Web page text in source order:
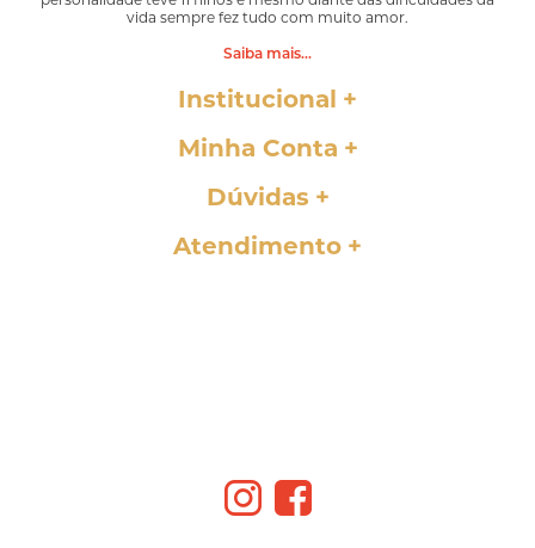
vida sempre fez tudo com muito amor.
Saiba mais...
Institucional
Minha Conta
Dúvidas
Atendimento